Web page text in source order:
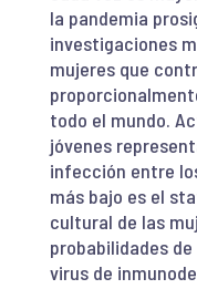
la pandemia
investigaciones
mujeres que
todo el mundo.
jóvenes
infección entre
más bajo es el
cultural de las
probabilidades
virus de